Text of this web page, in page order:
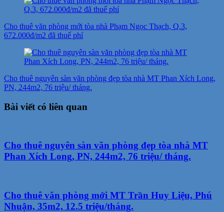
Cho thuê văn phòng mới tòa nhà Phạm Ngọc Thạch, Q.3,
672.000đ/m2 đã thuế phí
Cho thuê nguyên sàn văn phòng đẹp tòa nhà MT Phan Xích Long,
PN, 244m2, 76 triệu/ tháng.
Bài viết có liên quan
Cho thuê nguyên sàn văn phòng đẹp tòa nhà MT
Phan Xích Long, PN, 244m2, 76 triệu/ tháng.
Cho thuê văn phòng mới MT Trần Huy Liệu, Phú
Nhuận, 35m2, 12.5 triệu/tháng.